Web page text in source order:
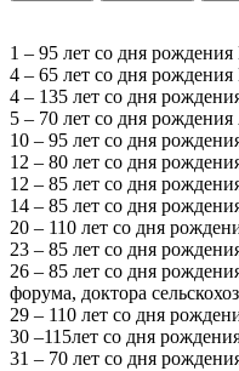
1 – 95 лет со дня
4 – 65 лет со дня
4 – 135 лет со дня
5 – 70 лет со дня
10 – 95 лет со дня
12 – 80 лет со дня
12 – 85 лет со дня
14 – 85 лет со дня
20 – 110 лет со дня
23 – 85 лет со дня
26 – 85 лет со дня
форума, доктора
29 – 110 лет со дня
30 –115лет со дня
31 – 70 лет со дня